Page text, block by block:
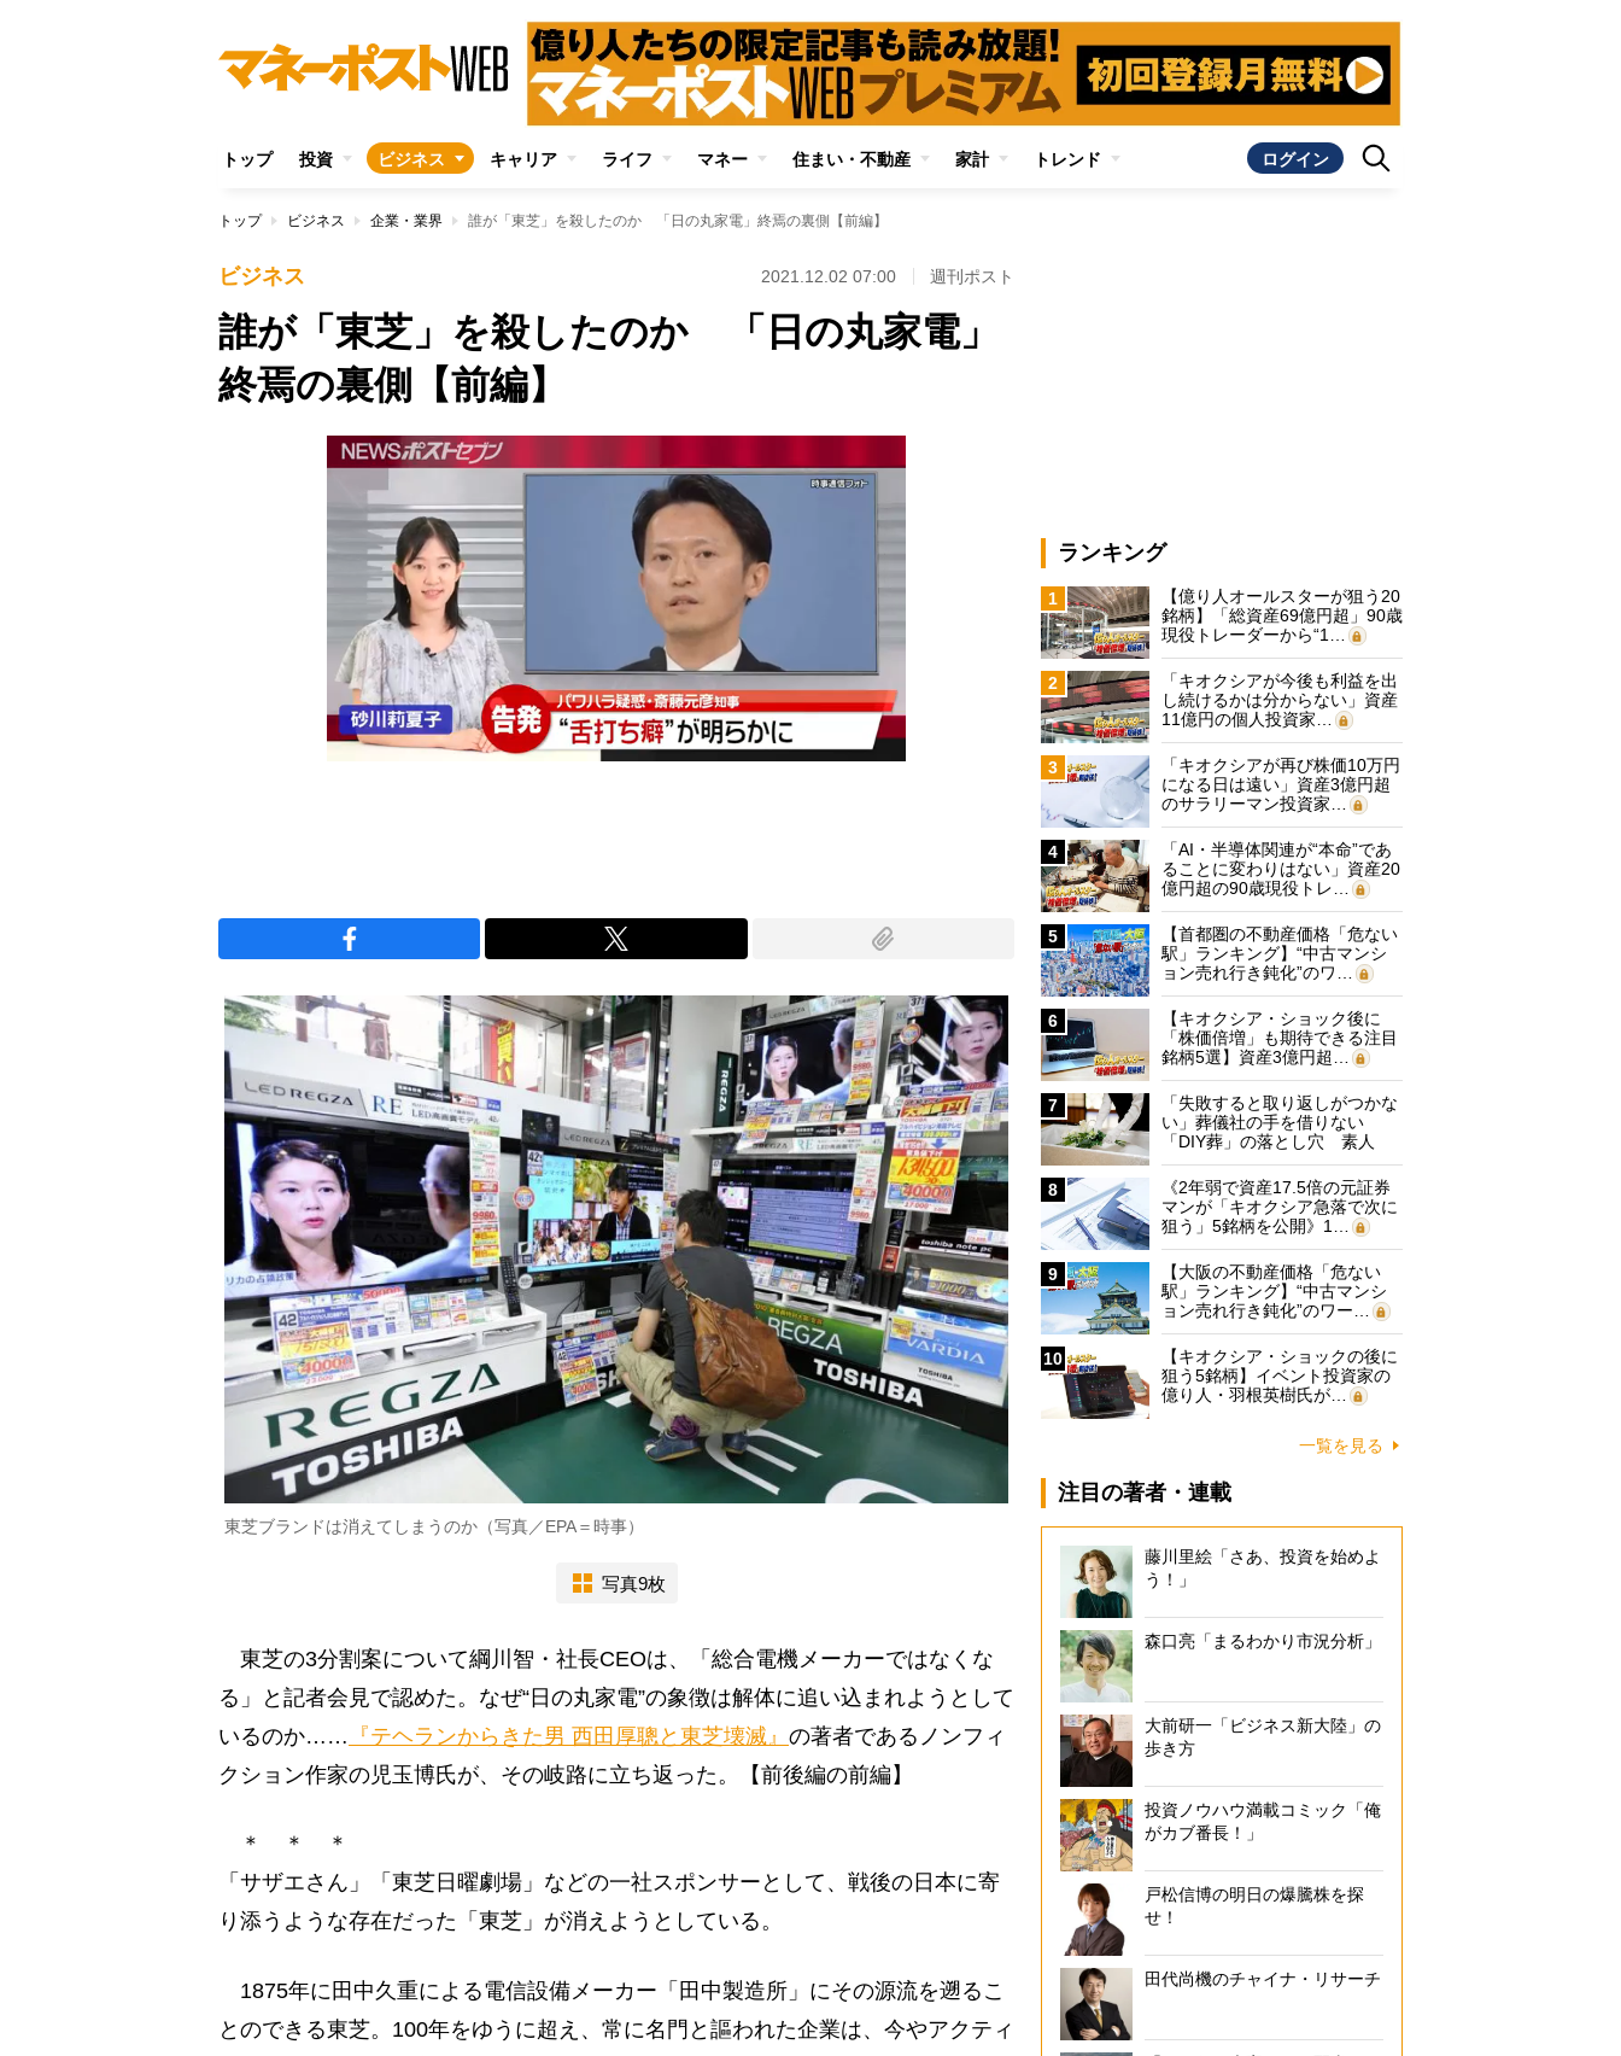
トップ 投資 ビジネス キャリア ライフ マネー 住まい・不動産 家計 トレンド ログイン
トップ ビジネス 企業・業界 誰が「東芝」を殺したのか 「日の丸家電」終焉の裏側【前編】
ビジネス 2021.12.02 07:00 週刊ポスト
誰が「東芝」を殺したのか 「日の丸家電」
終焉の裏側【前編】
東芝ブランドは消えてしまうのか（写真／EPA＝時事）
写真9枚
東芝の3分割案について綱川智・社長CEOは、「総合電機メーカーではなくな
る」と記者会見で認めた。なぜ“日の丸家電”の象徴は解体に追い込まれようとして
いるのか…… 『テヘランからきた男 西田厚聰と東芝壊滅』 の著者であるノンフィ
クション作家の児玉博氏が、その岐路に立ち返った。【前後編の前編】
＊ ＊ ＊
「サザエさん」「東芝日曜劇場」などの一社スポンサーとして、戦後の日本に寄
り添うような存在だった「東芝」が消えようとしている。
1875年に田中久重による電信設備メーカー「田中製造所」にその源流を遡るこ
とのできる東芝。100年をゆうに超え、常に名門と謳われた企業は、今やアクティ
ランキング
1
【億り人オールスターが狙う20
銘柄】「総資産69億円超」90歳
現役トレーダーから“1…
2
「キオクシアが今後も利益を出
し続けるかは分からない」資産
11億円の個人投資家…
3
「キオクシアが再び株価10万円
になる日は遠い」資産3億円超
のサラリーマン投資家…
4
「AI・半導体関連が“本命”であ
ることに変わりはない」資産20
億円超の90歳現役トレ…
5
【首都圏の不動産価格「危ない
駅」ランキング】“中古マンシ
ョン売れ行き鈍化”のワ…
6
【キオクシア・ショック後に
「株価倍増」も期待できる注目
銘柄5選】資産3億円超…
7
「失敗すると取り返しがつかな
い」葬儀社の手を借りない
「DIY葬」の落とし穴 素人
に…
8
《2年弱で資産17.5倍の元証券
マンが「キオクシア急落で次に
狙う」5銘柄を公開》1…
9
【大阪の不動産価格「危ない
駅」ランキング】“中古マンシ
ョン売れ行き鈍化”のワー…
10
【キオクシア・ショックの後に
狙う5銘柄】イベント投資家の
億り人・羽根英樹氏が…
一覧を見る
注目の著者・連載
藤川里絵「さあ、投資を始めよ
う！」
森口亮「まるわかり市況分析」
大前研一「ビジネス新大陸」の
歩き方
投資ノウハウ満載コミック「俺
がカブ番長！」
戸松信博の明日の爆騰株を探
せ！
田代尚機のチャイナ・リサーチ